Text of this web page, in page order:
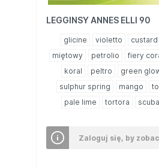
LEGGINSY ANNES ELLI 90
glicine violetto custard
miętowy
petrolio fiery
koral
peltro green
sulphur spring
mango
pale lime
tortora
Zaloguj się, by